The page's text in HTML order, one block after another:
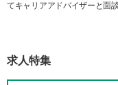
てキャリアアドバイザーと面
求人特集